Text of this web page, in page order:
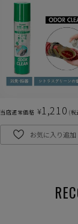
当店通常価格 ¥1,210 税
お気に入り追加